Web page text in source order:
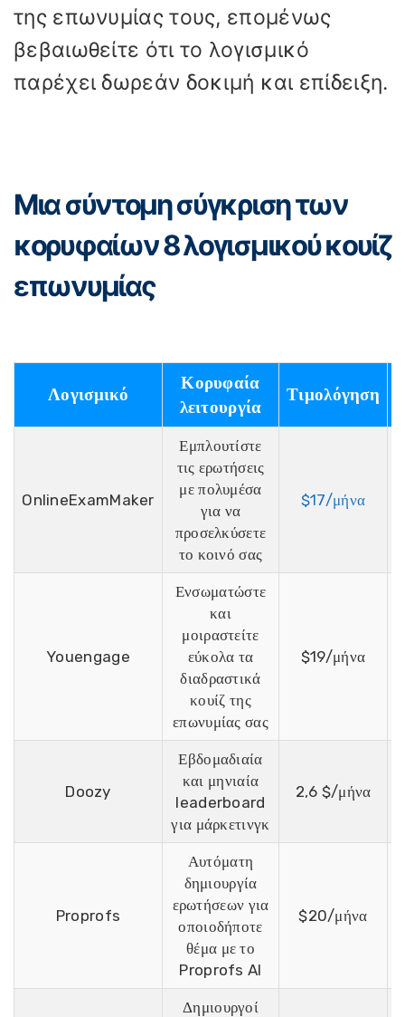
της επωνυμίας τους, επομένως
βεβαιωθείτε ότι το λογισμικό
παρέχει δωρεάν δοκιμή και επίδειξη.
Μια σύντομη σύγκριση των
κορυφαίων 8 λογισμικού κουίζ
επωνυμίας
Λογισμικό
Κορυφαία
λειτουργία
Τιμολόγηση
OnlineExamMaker
Εμπλουτίστε
τις ερωτήσεις
με πολυμέσα
για να
προσελκύσετε
το κοινό σας
$17/μήνα
Youengage
Ενσωματώστε
και
μοιραστείτε
εύκολα τα
διαδραστικά
κουίζ της
επωνυμίας σας
$19/μήνα
Doozy
Εβδομαδιαία
και μηνιαία
leaderboard
για μάρκετινγκ
2,6 $/μήνα
Proprofs
Αυτόματη
δημιουργία
ερωτήσεων για
οποιοδήποτε
θέμα με το
Proprofs AI
$20/μήνα
Δημιουργοί